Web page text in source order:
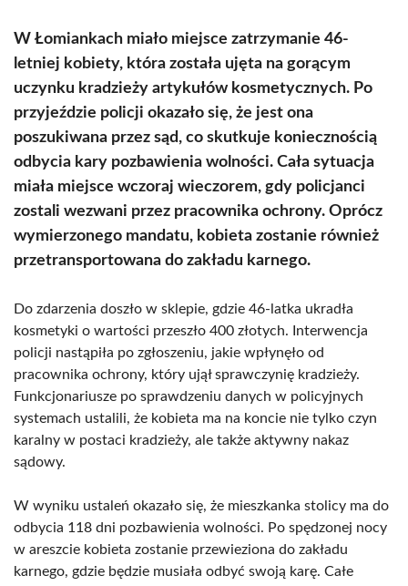
W Łomiankach miało miejsce zatrzymanie 46-
letniej kobiety, która została ujęta na gorącym
uczynku kradzieży artykułów kosmetycznych. Po
przyjeździe policji okazało się, że jest ona
poszukiwana przez sąd, co skutkuje koniecznością
odbycia kary pozbawienia wolności. Cała sytuacja
miała miejsce wczoraj wieczorem, gdy policjanci
zostali wezwani przez pracownika ochrony. Oprócz
wymierzonego mandatu, kobieta zostanie również
przetransportowana do zakładu karnego.
Do zdarzenia doszło w sklepie, gdzie 46-latka ukradła
kosmetyki o wartości przeszło 400 złotych. Interwencja
policji nastąpiła po zgłoszeniu, jakie wpłynęło od
pracownika ochrony, który ujął sprawczynię kradzieży.
Funkcjonariusze po sprawdzeniu danych w policyjnych
systemach ustalili, że kobieta ma na koncie nie tylko czyn
karalny w postaci kradzieży, ale także aktywny nakaz
sądowy.
W wyniku ustaleń okazało się, że mieszkanka stolicy ma do
odbycia 118 dni pozbawienia wolności. Po spędzonej nocy
w areszcie kobieta zostanie przewieziona do zakładu
karnego, gdzie będzie musiała odbyć swoją karę. Całe